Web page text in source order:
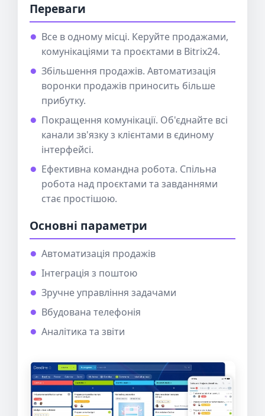
Переваги
Все в одному місці. Керуйте продажами,
комунікаціями та проєктами в Bitrix24.
Збільшення продажів. Автоматизація
воронки продажів приносить більше
прибутку.
Покращення комунікації. Об'єднайте всі
канали зв'язку з клієнтами в єдиному
інтерфейсі.
Ефективна командна робота. Спільна
робота над проєктами та завданнями
стає простішою.
Основні параметри
Автоматизація продажів
Інтеграція з поштою
Зручне управління задачами
Вбудована телефонія
Аналітика та звіти